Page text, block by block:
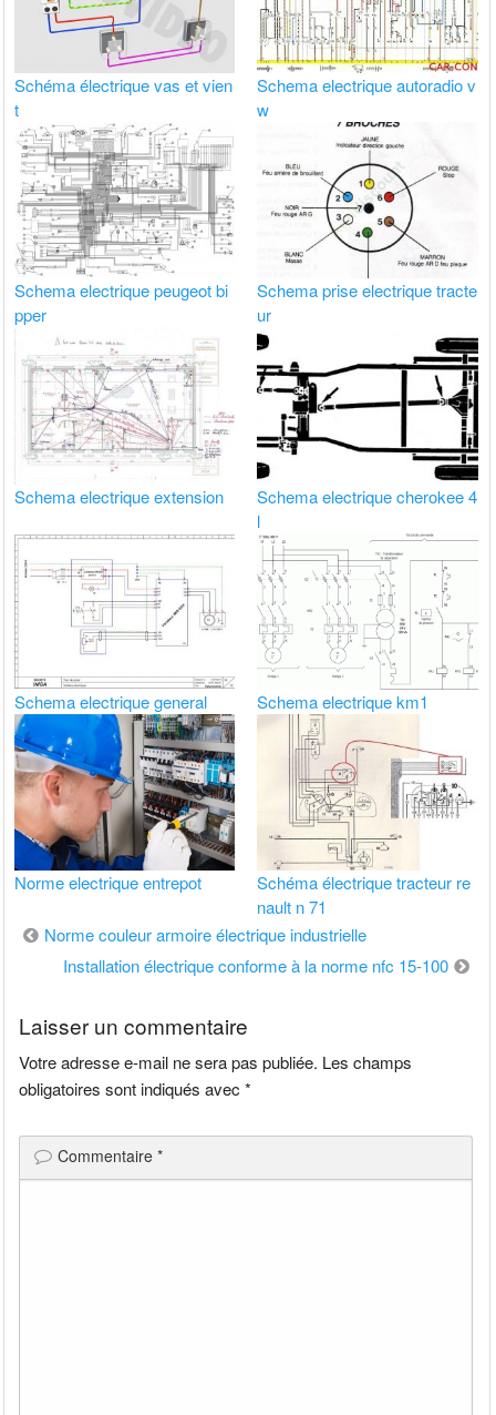
Schéma électrique vas et vien
t
Schema electrique autoradio v
w
Schema electrique peugeot bi
pper
Schema prise electrique tracte
ur
Schema electrique extension
Schema electrique cherokee 4
l
Schema electrique general Schema electrique km1
Norme electrique entrepot
Schéma électrique tracteur re
nault n 71
Navigation
Norme couleur armoire électrique industrielle
Installation électrique conforme à la norme nfc 15-100
Laisser un commentaire
Votre adresse e-mail ne sera pas publiée. Les champs
obligatoires sont indiqués avec*
Commentaire*